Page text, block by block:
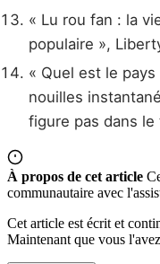
« Lu rou fan : la
populaire »,
« Quel est le
nouilles
figure pas dans le
À propos de cet article
communautaire avec
Cet article est écrit et
Maintenant que vous